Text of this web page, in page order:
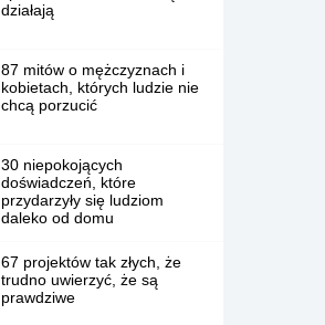
działają
87 mitów o mężczyznach i
kobietach, których ludzie nie
chcą porzucić
30 niepokojących
doświadczeń, które
przydarzyły się ludziom
daleko od domu
67 projektów tak złych, że
trudno uwierzyć, że są
prawdziwe